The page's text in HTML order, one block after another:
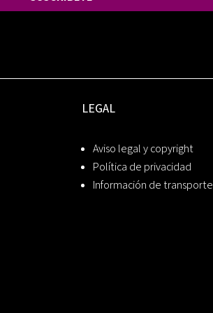
LEGAL
Aviso legal y copyright
Política de privacidad
Información de transporte